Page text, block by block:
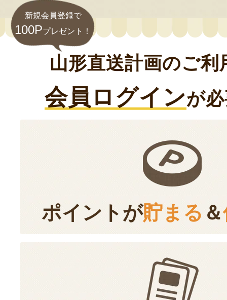
新規会員登録で
100Pプレゼント！
山形直送計画のご利
会員ログインが
ポイントが貯まる ＆